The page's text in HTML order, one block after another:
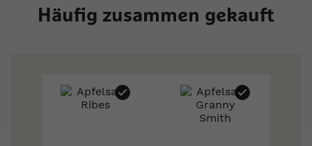
Häufig zusammen gekauft